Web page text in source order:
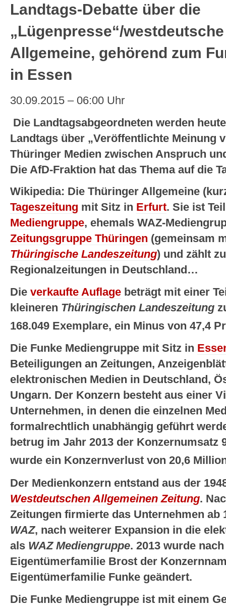
Landtags-Debatte über die
„Lügenpresse“/
Allgemeine, gehörend zum
in Essen
30.09.2015 – 06:00 Uhr
Die Landtagsabgeordneten werden
Landtags über „Veröffentlichte Meinung
Thüringer Medien zwischen Anspruch
Die AfD-Fraktion hat das Thema auf die
Wikipedia: Die Thüringer Allgemeine
Tageszeitung mit Sitz in Erfurt. Sie ist
Mediengruppe, ehemals WAZ-
Zeitungsgruppe Thüringen (gemeinsam
Thüringische Landeszeitung) und zählt
Regionalzeitungen in Deutschland…
Die verkaufte Auflage beträgt mit einer
kleineren Thüringischen Landeszeitung
168.049 Exemplare, ein Minus von 47,4
Die Funke Mediengruppe mit Sitz in
Beteiligungen an Zeitungen,
elektronischen Medien in Deutschland,
Ungarn. Der Konzern besteht aus einer
Unternehmen, in denen die einzelnen
formalrechtlich unabhängig geführt
betrug im Jahr 2013 der Konzernumsatz
wurde ein Konzernverlust von 20,6
Der Medienkonzern entstand aus der
Westdeutschen Allgemeinen Zeitung.
Zeitungen firmierte das Unternehmen ab
WAZ, nach weiterer Expansion in die
als WAZ Mediengruppe. 2013 wurde
Eigentümerfamilie Brost der
Eigentümerfamilie Funke geändert.
Die Funke Mediengruppe ist mit einem